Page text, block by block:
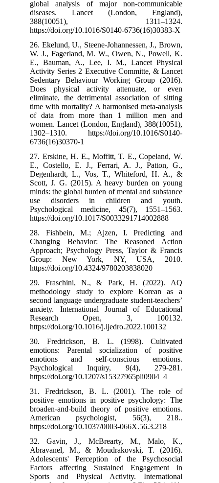
global
diseases.
https://doi.org/
26. Ekelund,
W. J.,
E., Bauman,
Activity Series
Sedentary
Does
eliminate, the
time with
of data from
women.
1302–1310.
27. Erskine,
E., Costello,
Degenhardt,
Scott, J. G.
minds: the
use
28.
Changing
Approach;
Group:
29.
methodology
second
anxiety.
30.
emotions:
emotions
31.
positive
broaden-and-
American
32. Gavin,
Abravanel,
Adolescents'
Factors
Sports and